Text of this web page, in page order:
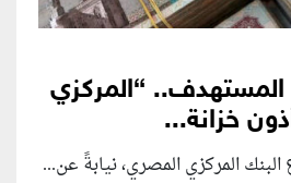
عن المستهدف.. “المركزي
خزانة...
المركزي المصري، نيابةً عن...